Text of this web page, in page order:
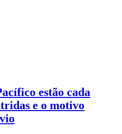
estão cada
e o motivo